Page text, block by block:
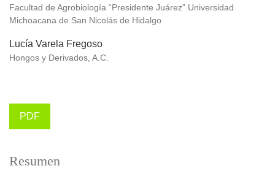
Facultad de Agrobiología “Presidente Juárez” Universidad
Michoacana de San Nicolás de Hidalgo
Lucía Varela Fregoso
Hongos y Derivados, A.C.
PDF
Resumen